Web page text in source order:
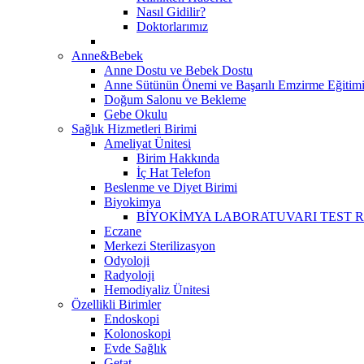
Nasıl Gidilir?
Doktorlarımız
Anne&Bebek
Anne Dostu ve Bebek Dostu
Anne Sütünün Önemi ve Başarılı Emzirme Eğitimi
Doğum Salonu ve Bekleme
Gebe Okulu
Sağlık Hizmetleri Birimi
Ameliyat Ünitesi
Birim Hakkında
İç Hat Telefon
Beslenme ve Diyet Birimi
Biyokimya
BİYOKİMYA LABORATUVARI TEST
Eczane
Merkezi Sterilizasyon
Odyoloji
Radyoloji
Hemodiyaliz Ünitesi
Özellikli Birimler
Endoskopi
Kolonoskopi
Evde Sağlık